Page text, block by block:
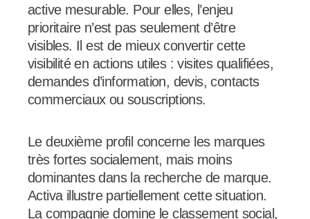
active mesurable. Pour elles, l’enjeu
prioritaire n’est pas seulement d’être
visibles. Il est de mieux convertir cette
visibilité en actions utiles : visites qualifiées,
demandes d’information, devis, contacts
commerciaux ou souscriptions.
Le deuxième profil concerne les marques
très fortes socialement, mais moins
dominantes dans la recherche de marque.
Activa illustre partiellement cette situation.
La compagnie domine le classement social,